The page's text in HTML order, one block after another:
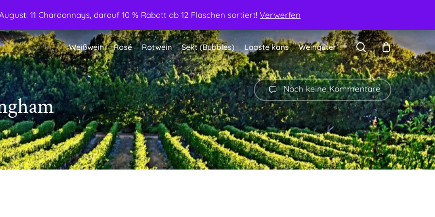
11 Chardonnays, darauf 10 % Rabatt ab 12 Flaschen sortiert! Verwerfen
Mein Konto
Weißwein Rosé Rotwein Sekt (Bubbles) Laaste kans Weingüter search
Noch keine Kommentare